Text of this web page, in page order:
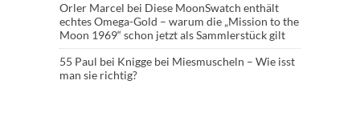
Orler Marcel bei Diese MoonSwatch enthält
echtes Omega-Gold – warum die „Mission to the
Moon 1969“ schon jetzt als Sammlerstück gilt
55 Paul bei Knigge bei Miesmuscheln – Wie isst
man sie richtig?